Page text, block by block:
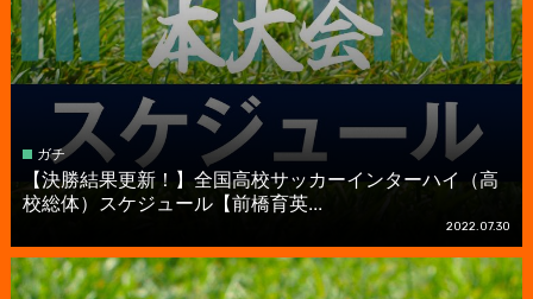
ガチ
【決勝結果更新！】全国高校サッカーインターハイ（高
校総体）スケジュール【前橋育英...
2022.07.30